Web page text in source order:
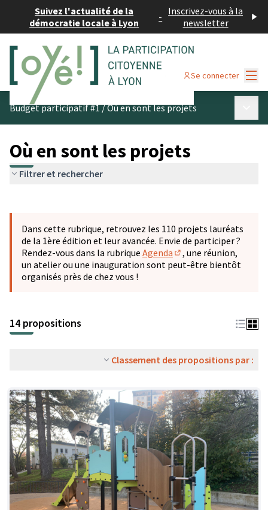
Suivez l'actualité de la
démocratie locale à Lyon
- Inscrivez-vous à la
newsletter
Se connecter
Budget participatif #1/Où en sont les projets
Où en sont les projets
Filtrer et rechercher
−
Dans cette rubrique, retrouvez les 110 projets lauréats
de la 1ère édition et leur avancée. Envie de participer ?
Rendez-vous dans la rubrique Agenda
(S'ouvre dans un
, une réunion,
un atelier ou une inauguration sont peut-être bientôt
organisés près de chez vous !
14 propositions
Classement des propositions par :